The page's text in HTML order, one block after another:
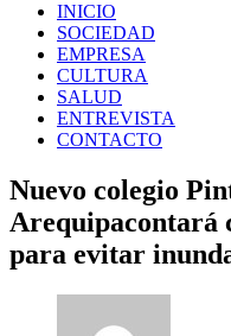
INICIO
SOCIEDAD
EMPRESA
CULTURA
SALUD
ENTREVISTA
CONTACTO
Nuevo colegio
Arequipacontará
para evitar